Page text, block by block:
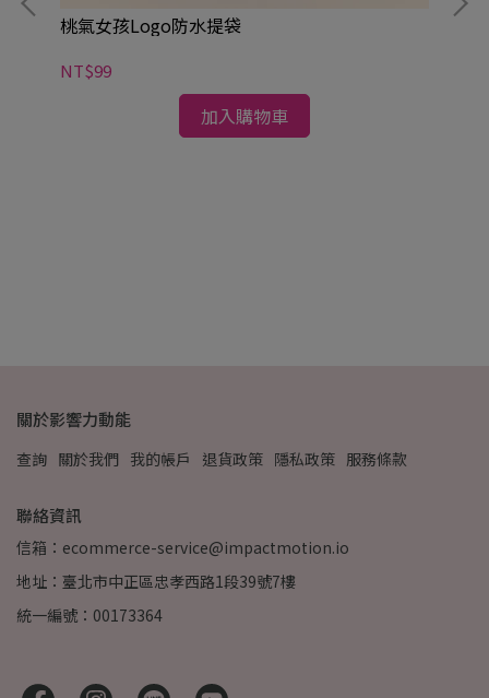
桃氣女孩Logo防水提袋
NT$99
加入購物車
關於影響力動能
查詢 關於我們 我的帳戶 退貨政策 隱私政策 服務條款
聯絡資訊
信箱：ecommerce-service@impactmotion.io
地址：臺北市中正區忠孝西路1段39號7樓
統一編號：00173364